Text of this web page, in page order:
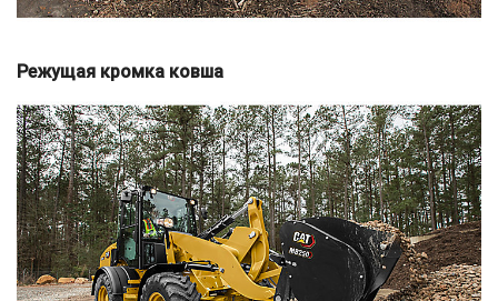
Режущая кромка ковша